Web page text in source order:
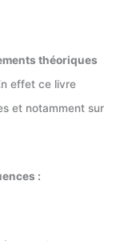
théoriques
effet ce livre
et notamment sur
: